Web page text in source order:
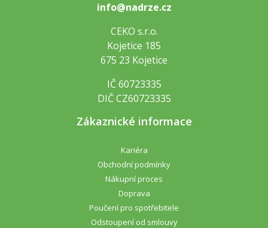
info@nadrze.cz
CEKO s.r.o.
Kojetice 185
675 23 Kojetice
IČ 60723335
DIČ CZ60723335
Zákaznické informace
Kariéra
Obchodní podmínky
Nákupní proces
Doprava
Poučení pro spotřebitele
Odstoupení od smlouvy